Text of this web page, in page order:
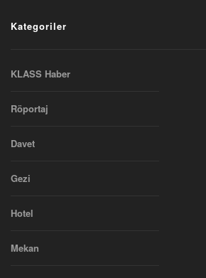
Kategoriler
KLASS Haber
Röportaj
Davet
Gezi
Hotel
Mekan